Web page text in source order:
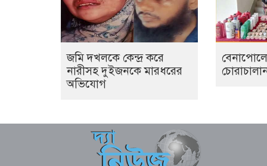
জমি দখলকে কেন্দ্র করে
নারীসহ দুইজনকে মারধরের
অভিযোগ